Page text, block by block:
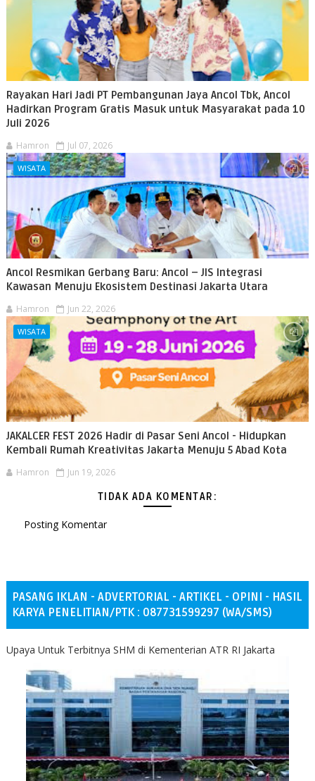
Rayakan Hari Jadi PT Pembangunan Jaya Ancol Tbk, Ancol
Hadirkan Program Gratis Masuk untuk Masyarakat pada 10
Juli 2026
Hamron Jul 07, 2026
WISATA
Ancol Resmikan Gerbang Baru: Ancol – JIS Integrasi
Kawasan Menuju Ekosistem Destinasi Jakarta Utara
Hamron Jun 22, 2026
WISATA
JAKALCER FEST 2026 Hadir di Pasar Seni Ancol - Hidupkan
Kembali Rumah Kreativitas Jakarta Menuju 5 Abad Kota
Hamron Jun 19, 2026
TIDAK ADA KOMENTAR:
Posting Komentar
PASANG IKLAN - ADVERTORIAL - ARTIKEL - OPINI - HASIL
KARYA PENELITIAN/PTK : 087731599297 (WA/SMS)
Upaya Untuk Terbitnya SHM di Kementerian ATR RI Jakarta